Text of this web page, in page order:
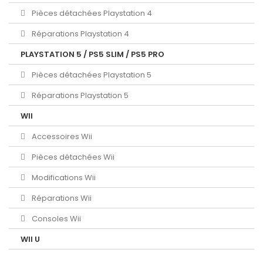
Pièces détachées Playstation 4
Réparations Playstation 4
PLAYSTATION 5 / PS5 SLIM / PS5 PRO
Pièces détachées Playstation 5
Réparations Playstation 5
WII
Accessoires Wii
Pièces détachées Wii
Modifications Wii
Réparations Wii
Consoles Wii
WII U